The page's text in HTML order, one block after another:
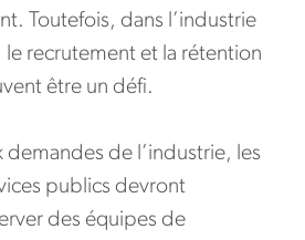
Toutefois, dans l’industrie
recrutement et la rétention
être un défi.
demandes de l’industrie, les
publics devront
des équipes de